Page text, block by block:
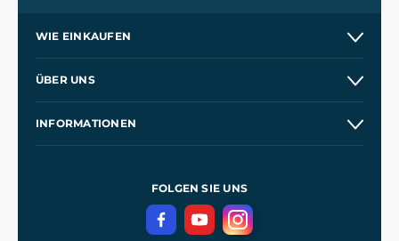
WIE EINKAUFEN
Kontakt
ÜBER UNS
INFORMATIONEN
DatenschutzerklärungFOLGEN SIE UNS